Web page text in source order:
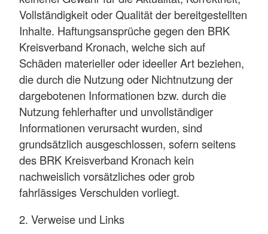
Vollständigkeit oder Qualität der bereitgestellten
Inhalte. Haftungsansprüche gegen den BRK
Kreisverband Kronach, welche sich auf
Schäden materieller oder ideeller Art beziehen,
die durch die Nutzung oder Nichtnutzung der
dargebotenen Informationen bzw. durch die
Nutzung fehlerhafter und unvollständiger
Informationen verursacht wurden, sind
grundsätzlich ausgeschlossen, sofern seitens
des BRK Kreisverband Kronach kein
nachweislich vorsätzliches oder grob
fahrlässiges Verschulden vorliegt.
2. Verweise und Links